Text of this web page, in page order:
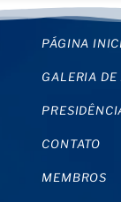
PÁGINA
GALERIA DE
CONTATO
MEMBROS